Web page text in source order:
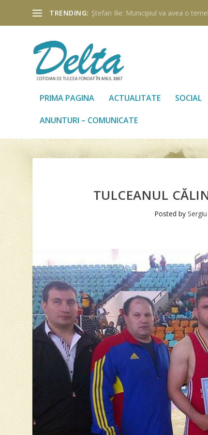
TRENDING: Ştefan Ilie: Municipiul va avea o
PRIMA PAGINA ACTUALITATE SOCIAL
ANUNTURI – COMUNICATE
TULCEANUL
Posted by